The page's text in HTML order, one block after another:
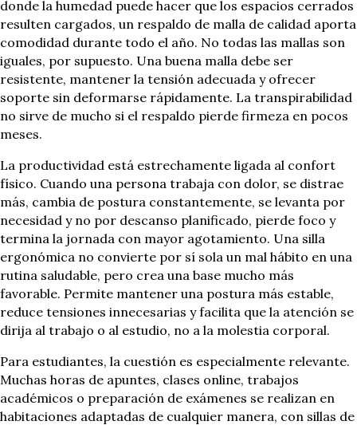
donde la humedad puede hacer que los espacios cerrados
resulten cargados, un respaldo de malla de calidad aporta
comodidad durante todo el año. No todas las mallas son
iguales, por supuesto. Una buena malla debe ser
resistente, mantener la tensión adecuada y ofrecer
soporte sin deformarse rápidamente. La transpirabilidad
no sirve de mucho si el respaldo pierde firmeza en pocos
meses.
La productividad está estrechamente ligada al confort
físico. Cuando una persona trabaja con dolor, se distrae
más, cambia de postura constantemente, se levanta por
necesidad y no por descanso planificado, pierde foco y
termina la jornada con mayor agotamiento. Una silla
ergonómica no convierte por sí sola un mal hábito en una
rutina saludable, pero crea una base mucho más
favorable. Permite mantener una postura más estable,
reduce tensiones innecesarias y facilita que la atención se
dirija al trabajo o al estudio, no a la molestia corporal.
Para estudiantes, la cuestión es especialmente relevante.
Muchas horas de apuntes, clases online, trabajos
académicos o preparación de exámenes se realizan en
habitaciones adaptadas de cualquier manera, con sillas de